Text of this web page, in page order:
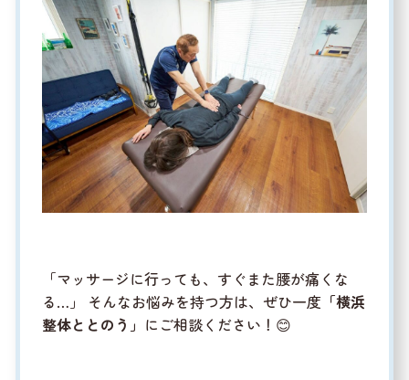
「マッサージに行っても、すぐまた腰が痛くな
る…」 そんなお悩みを持つ方は、ぜひ一度 「横浜
整体ととのう」 にご相談ください！😊